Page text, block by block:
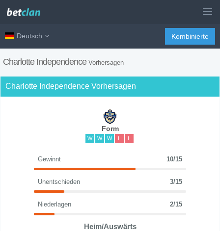
Deutsch Kombinierte
Charlotte Independence Vorhersagen
Charlotte Independence Vorhersagen
Form
W W W L L
Gewinnt 10/15
Unentschieden 3/15
Niederlagen 2/15
Heim/Auswärts